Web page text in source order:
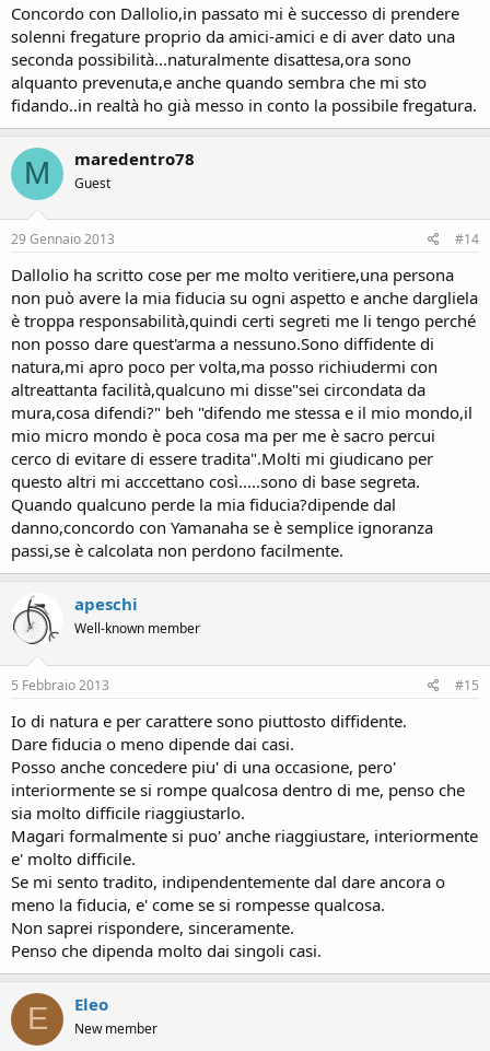
Concordo con Dallolio,in passato mi è successo di prendere
solenni fregature proprio da amici-amici e di aver dato una
seconda possibilità...naturalmente disattesa,ora sono
alquanto prevenuta,e anche quando sembra che mi sto
fidando..in realtà ho già messo in conto la possibile fregatura.
M maredentro78
Guest
29 Gennaio 2013 #14
Dallolio ha scritto cose per me molto veritiere,una persona
non può avere la mia fiducia su ogni aspetto e anche dargliela
è troppa responsabilità,quindi certi segreti me li tengo perché
non posso dare quest'arma a nessuno.Sono diffidente di
natura,mi apro poco per volta,ma posso richiudermi con
altreattanta facilità,qualcuno mi disse"sei circondata da
mura,cosa difendi?" beh "difendo me stessa e il mio mondo,il
mio micro mondo è poca cosa ma per me è sacro percui
cerco di evitare di essere tradita".Molti mi giudicano per
questo altri mi acccettano così.....sono di base segreta.
Quando qualcuno perde la mia fiducia?dipende dal
danno,concordo con Yamanaha se è semplice ignoranza
passi,se è calcolata non perdono facilmente.
apeschi
Well-known member
5 Febbraio 2013 #15
Io di natura e per carattere sono piuttosto diffidente.
Dare fiducia o meno dipende dai casi.
Posso anche concedere piu' di una occasione, pero'
interiormente se si rompe qualcosa dentro di me, penso che
sia molto difficile riaggiustarlo.
Magari formalmente si puo' anche riaggiustare, interiormente
e' molto difficile.
Se mi sento tradito, indipendentemente dal dare ancora o
meno la fiducia, e' come se si rompesse qualcosa.
Non saprei rispondere, sinceramente.
Penso che dipenda molto dai singoli casi.
E Eleo
New member